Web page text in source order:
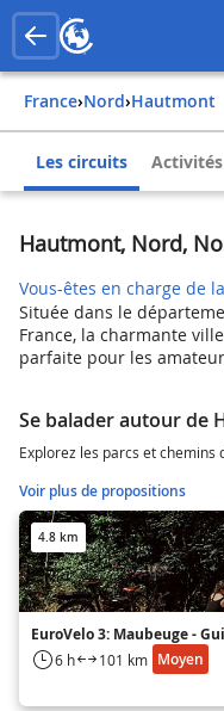
France› Nord› Hautmont
Les circuits Activités
Hautmont, Nord,
Vous-êtes en charge de
Située dans le
France, la charmante
parfaite pour les
Se balader autour de
Explorez les parcs et chemins
Voir plus de propositions
4.8 km
EuroVelo 3: Maubeuge -
6 h 101 km Moyen